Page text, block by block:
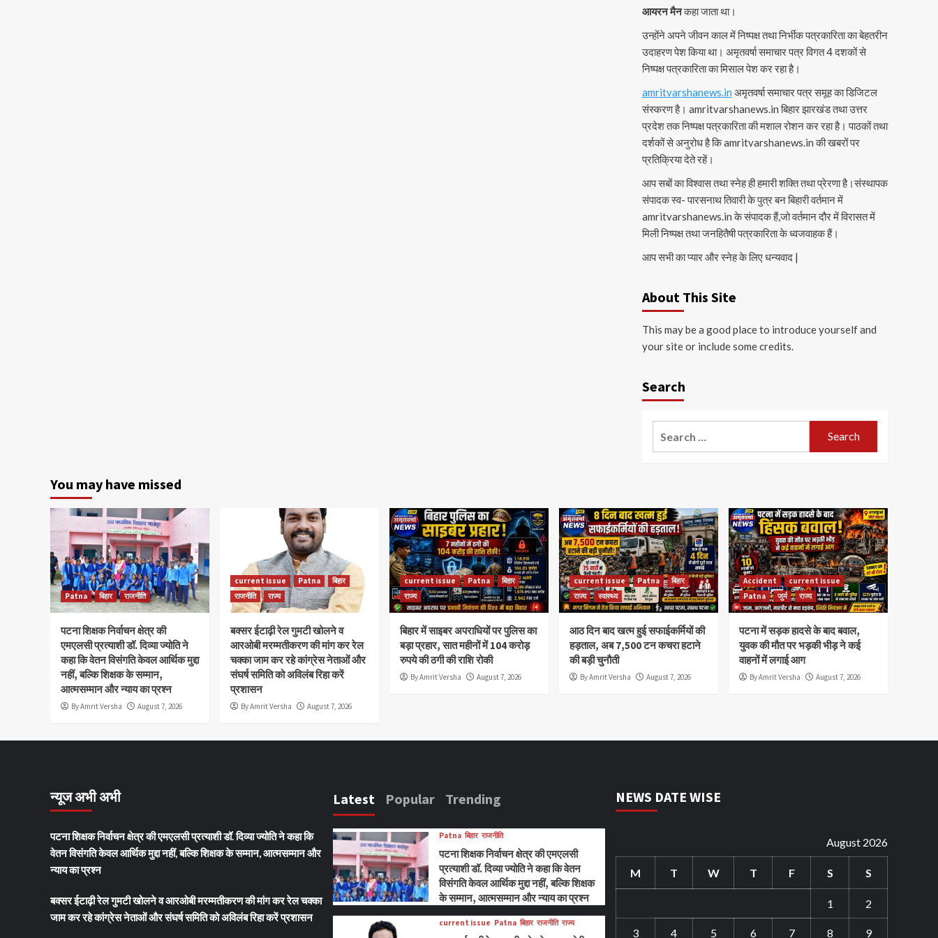
आयरन मैनकहा जाता था।
उन्होंने अपने जीवन काल में निष्पक्ष तथा निर्भीक पत्रकारिता का बेहतरीन
उदाहरण पेश किया था। अमृतवर्षा समाचार पत्र विगत 4 दशकों से
निष्पक्ष पत्रकारिता का मिसाल पेश कर रहा है।
amritvarshanews.in अमृतवर्षा समाचार पत्र समूह का डिजिटल
संस्करण है। amritvarshanews.in बिहार झारखंड तथा उत्तर
प्रदेश तक निष्पक्ष पत्रकारिता की मशाल रोशन कर रहा है। पाठकों तथा
दर्शकों से अनुरोध है कि amritvarshanews.in की खबरों पर
प्रतिक्रिया देते रहें।
आप सबों का विश्वास तथा स्नेह ही हमारी शक्ति तथा प्रेरणा है।संस्थापक
संपादक स्व- पारसनाथ तिवारी के पुत्र बन बिहारी वर्तमान में
amritvarshanews.in के संपादक हैं,जो वर्तमान दौर में विरासत में
मिली निष्पक्ष तथा जनहितैषी पत्रकारिता के ध्वजवाहक हैं।
आप सभी का प्यार और स्नेह के लिए धन्यवाद |
About This Site
This may be a good place to introduce yourself and
your site or include some credits.
Search
You may have missed
Patna बिहार राजनीति
पटना शिक्षक निर्वाचन क्षेत्र की
एमएलसी प्रत्याशी डॉ. दिव्या ज्योति ने
कहा कि वेतन विसंगति केवल आर्थिक मुद्दा
नहीं, बल्कि शिक्षक के सम्मान,
आत्मसम्मान और न्याय का प्रश्न
By Amrit Versha August 7, 2026
current issue Patna
बिहार
राजनीति
राज्य
बक्सर ईटाढ़ी रेल गुमटी खोलने व
आरओबी मरम्मतीकरण की मांग कर रेल
चक्का जाम कर रहे कांग्रेस नेताओं और
संघर्ष समिति को अविलंब रिहा करें
प्रशासन
By Amrit Versha August 7, 2026
current issue Patna
बिहार
राज्य
बिहार में साइबर अपराधियों पर पुलिस का
बड़ा प्रहार, सात महीनों में 104 करोड़
रुपये की ठगी की राशि रोकी
By Amrit Versha August 7, 2026
current issue Patna
बिहार
राज्य
स्वास्थ्य
आठ दिन बाद खत्म हुई सफाईकर्मियों की
हड़ताल, अब 7,500 टन कचरा हटाने
की बड़ी चुनौती
By Amrit Versha August 7, 2026
Accident
current issue
Patna
जुर्म राज्य
पटना में सड़क हादसे के बाद बवाल,
युवक की मौत पर भड़की भीड़ ने कई
वाहनों में लगाई आग
By Amrit Versha August 7, 2026
न्यूज अभी अभी
पटना शिक्षक निर्वाचन क्षेत्र की एमएलसी प्रत्याशी डॉ. दिव्या ज्योति ने कहा कि
वेतन विसंगति केवल आर्थिक मुद्दा नहीं, बल्कि शिक्षक के सम्मान, आत्मसम्मान और
न्याय का प्रश्न
बक्सर ईटाढ़ी रेल गुमटी खोलने व आरओबी मरम्मतीकरण की मांग कर रेल चक्का
जाम कर रहे कांग्रेस नेताओं और संघर्ष समिति को अविलंब रिहा करें प्रशासन
Latest Popular Trending
Patna बिहार राजनीति
पटना शिक्षक निर्वाचन क्षेत्र की एमएलसी
प्रत्याशी डॉ. दिव्या ज्योति ने कहा कि वेतन
विसंगति केवल आर्थिक मुद्दा नहीं, बल्कि शिक्षक
के सम्मान, आत्मसम्मान और न्याय का प्रश्न
current issue Patna बिहार राजनीति राज्य
NEWS DATE WISE
August 2026
M T W T F S S
1 2
3 4 5 6 7 8 9